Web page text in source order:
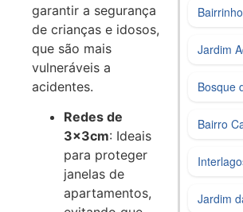
garantir a segurança
de crianças e idosos,
que são mais
vulneráveis a
acidentes.
Redes de
3x3cm: Ideais
para proteger
janelas de
apartamentos,
Bairrinho
Jardim
Bosque
Bairro
Jardim